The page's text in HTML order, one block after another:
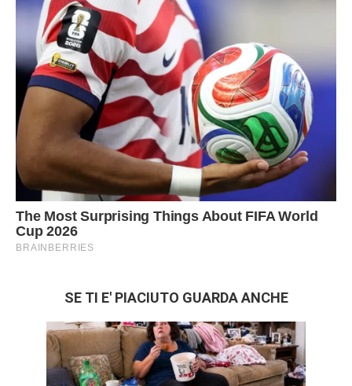
SE TI E' PIACIUTO GUARDA ANCHE